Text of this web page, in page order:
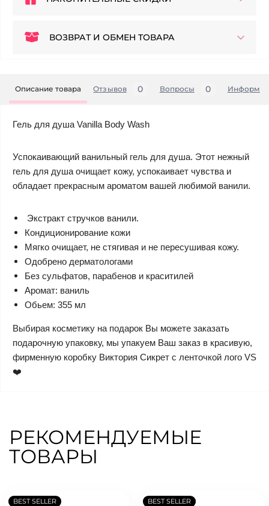
ВОЗВРАТ И ОБМЕН ТОВАРА
Описание товара Отзывов 0 Вопросы 0
Гель для душа Vanilla Body Wash
Успокаивающий ванильный гель для душа. Этот нежный
гель для душа очищает кожу, успокаивает чувства и
обладает прекрасным ароматом вашей любимой ванили.
Экстракт стручков ванили.
Кондиционирование кожи
Мягко очищает, не стягивая и не пересушивая кожу.
Одобрено дерматологами
Без сульфатов, парабенов и краситилей
Аромат: ваниль
Обьем: 355 мл
Выбирая косметику на подарок Вы можете заказать
подарочную упаковку, мы упакуем Ваш заказ в красивую,
фирменную коробку Виктория Сикрет с ленточкой лого VS
❤️
РЕКОМЕНДУЕМЫЕ
ТОВАРЫ
BEST SELLER
BEST SELLER